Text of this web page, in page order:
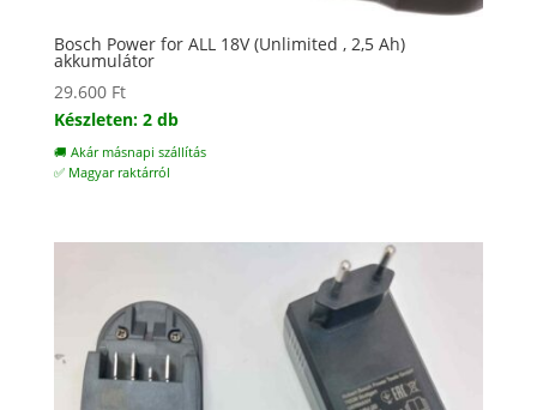
Bosch Power for ALL 18V (Unlimited , 2,5 Ah)
akkumulátor
29.600 Ft
Készleten: 2 db
🚚 Akár másnapi szállítás
✅ Magyar raktárról